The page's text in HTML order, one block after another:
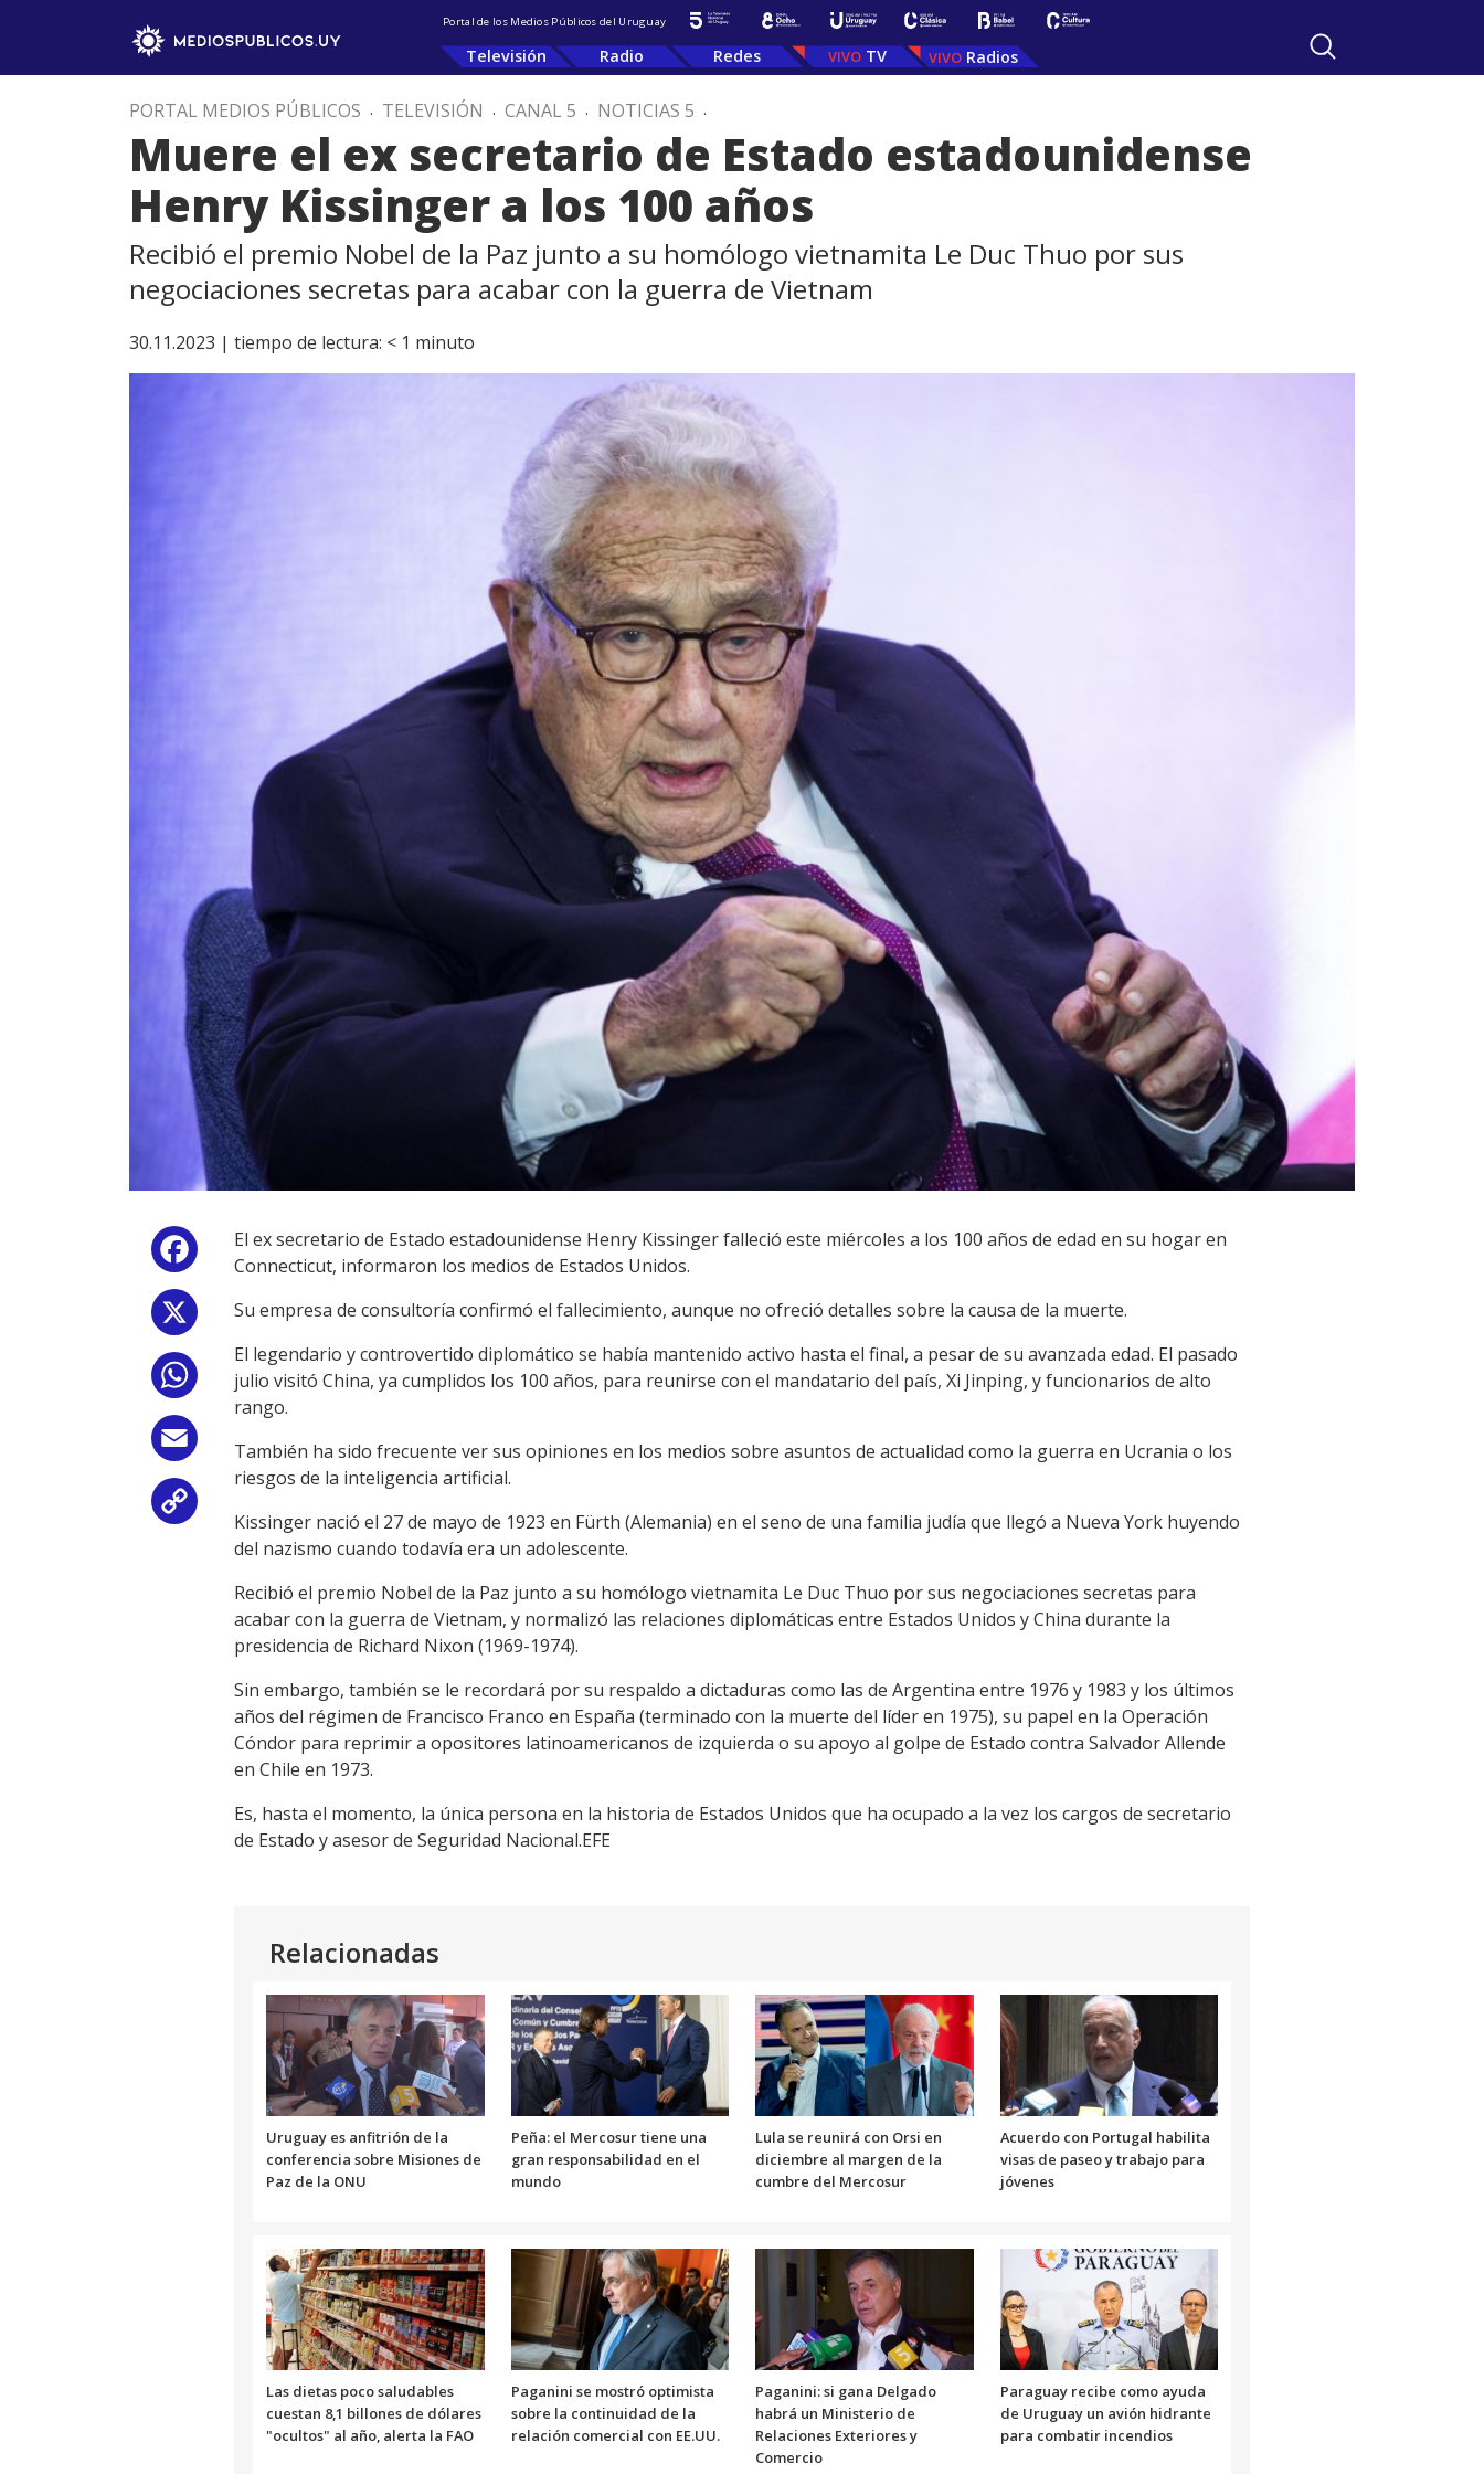
Portal de los Medios Públicos del Uruguay
Televisión Radio Redes TV Radios
PORTAL MEDIOS PÚBLICOS . TELEVISIÓN . CANAL 5 . NOTICIAS 5 .
Muere el ex secretario de Estado estadounidense
Henry Kissinger a los 100 años
Recibió el premio Nobel de la Paz junto a su homólogo vietnamita Le Duc Thuo por sus
negociaciones secretas para acabar con la guerra de Vietnam
30.11.2023 | tiempo de lectura: < 1 minuto
Facebook
WhatsApp
Email
Link
El ex secretario de Estado estadounidense Henry Kissinger falleció este miércoles a los 100 años de edad en su hogar en
Connecticut, informaron los medios de Estados Unidos.
Su empresa de consultoría confirmó el fallecimiento, aunque no ofreció detalles sobre la causa de la muerte.
El legendario y controvertido diplomático se había mantenido activo hasta el final, a pesar de su avanzada edad. El pasado
julio visitó China, ya cumplidos los 100 años, para reunirse con el mandatario del país, Xi Jinping, y funcionarios de alto
rango.
También ha sido frecuente ver sus opiniones en los medios sobre asuntos de actualidad como la guerra en Ucrania o los
riesgos de la inteligencia artificial.
Kissinger nació el 27 de mayo de 1923 en Fürth (Alemania) en el seno de una familia judía que llegó a Nueva York huyendo
del nazismo cuando todavía era un adolescente.
Recibió el premio Nobel de la Paz junto a su homólogo vietnamita Le Duc Thuo por sus negociaciones secretas para
acabar con la guerra de Vietnam, y normalizó las relaciones diplomáticas entre Estados Unidos y China durante la
presidencia de Richard Nixon (1969-1974).
Sin embargo, también se le recordará por su respaldo a dictaduras como las de Argentina entre 1976 y 1983 y los últimos
años del régimen de Francisco Franco en España (terminado con la muerte del líder en 1975), su papel en la Operación
Cóndor para reprimir a opositores latinoamericanos de izquierda o su apoyo al golpe de Estado contra Salvador Allende
en Chile en 1973.
Es, hasta el momento, la única persona en la historia de Estados Unidos que ha ocupado a la vez los cargos de secretario
de Estado y asesor de Seguridad Nacional.EFE
Relacionadas
Uruguay es anfitrión de la
conferencia sobre Misiones de
Paz de la ONU
Peña: el Mercosur tiene una
gran responsabilidad en el
mundo
Lula se reunirá con Orsi en
diciembre al margen de la
cumbre del Mercosur
Acuerdo con Portugal habilita
visas de paseo y trabajo para
jóvenes
Las dietas poco saludables
cuestan 8,1 billones de dólares
"ocultos" al año, alerta la FAO
Paganini se mostró optimista
sobre la continuidad de la
relación comercial con EE.UU.
Paganini: si gana Delgado
habrá un Ministerio de
Relaciones Exteriores y
Comercio
Paraguay recibe como ayuda
de Uruguay un avión hidrante
para combatir incendios